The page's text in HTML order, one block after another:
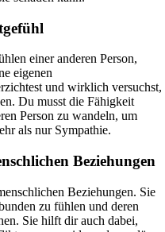
einer anderen Person,
eigenen
und wirklich versuchst,
Du musst die Fähigkeit
Person zu wandeln, um
als nur Sympathie.
Beziehungen
Beziehungen. Sie
zu fühlen und deren
Sie hilft dir auch dabei,